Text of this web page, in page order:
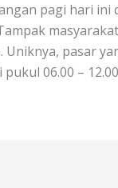
pagi hari ini
pasar
06.00 –